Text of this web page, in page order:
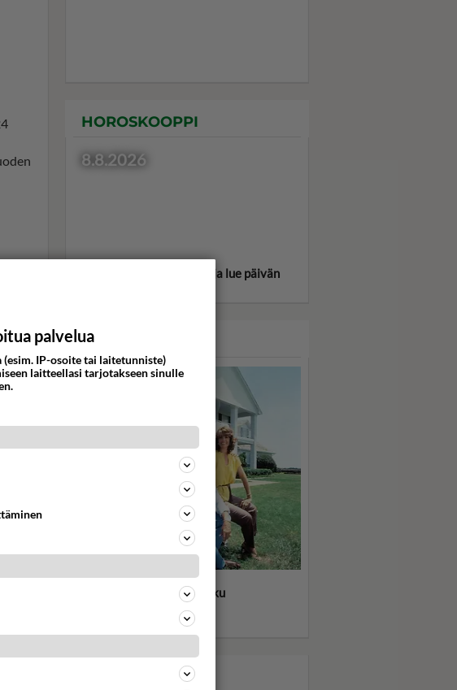
HOROSKOOPPI
8.8.2026
Valitse oma tähtimerkkisi ja lue päivän
KASARI
Fanititko? JR, Sue Ellen,
Bobby, Pamela, Lucy vai joku
muu - Kuka oli Dallas-
palvelua
IP-osoite tai laitetunniste)
laitteellasi tarjotakseen sinulle